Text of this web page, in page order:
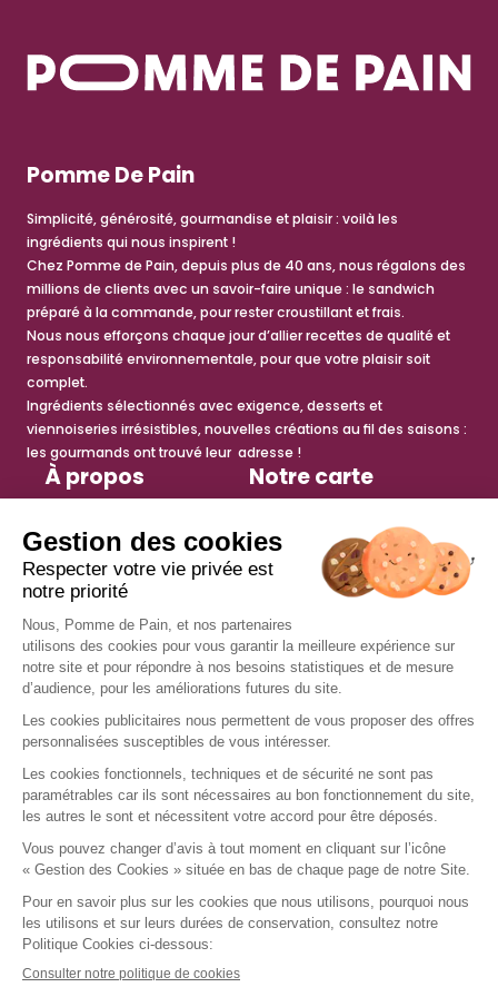
Pomme De Pain
Simplicité, générosité, gourmandise et plaisir : voilà les
ingrédients qui nous inspirent !
Chez Pomme de Pain, depuis plus de 40 ans, nous régalons des
millions de clients avec un savoir-faire unique : le sandwich
préparé à la commande, pour rester croustillant et frais.
Nous nous efforçons chaque jour d’allier recettes de qualité et
responsabilité environnementale, pour que votre plaisir soit
complet.
Ingrédients sélectionnés avec exigence, desserts et
viennoiseries irrésistibles, nouvelles créations au fil des saisons :
les gourmands ont trouvé leur adresse !
À propos
Engagements
Espace presse
Actualités
Tips recettes
anti-gaspi
Notre carte
Salades
Petite faim
Viennoiseries
Boissons chaudes
Boissons fraîches
Services
Trouver un restaurant
Fidélité
Offre de groupe
Nous contacter
Nous rejoindre
Offres d’emploi
Devenir franchisé
Instagram
TikTok
Facebook
LinkedIn
Mentions légalesPolitique de cookies